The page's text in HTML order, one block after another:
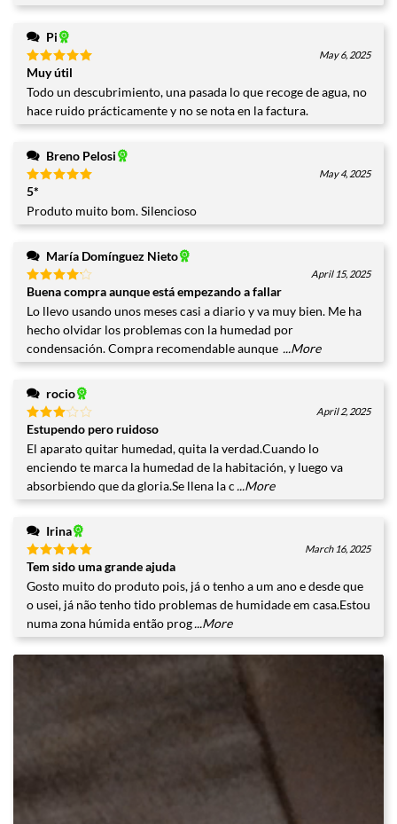
Pi
Valorado
con
de
5
May 6, 2025
Muy útil
Todo un descubrimiento, una pasada lo que recoge de agua, no
hace ruido prácticamente y no se nota en la factura.
Breno Pelosi
Valorado
con
de
5
May 4, 2025
5*
Produto muito bom. Silencioso
María Domínguez Nieto
Valorado
con
de 5
April 15, 2025
Buena compra aunque está empezando a fallar
Lo llevo usando unos meses casi a diario y va muy bien. Me ha
hecho olvidar los problemas con la humedad por
condensación. Compra recomendable aunque ...More
rocio
Valorado
con
de 5
April 2, 2025
Estupendo pero ruidoso
El aparato quitar humedad, quita la verdad.Cuando lo
enciendo te marca la humedad de la habitación, y luego va
absorbiendo que da gloria.Se llena la c ...More
Irina
Valorado
con
de
5
March 16, 2025
Tem sido uma grande ajuda
Gosto muito do produto pois, já o tenho a um ano e desde que
o usei, já não tenho tido problemas de humidade em casa.Estou
numa zona húmida então prog...More